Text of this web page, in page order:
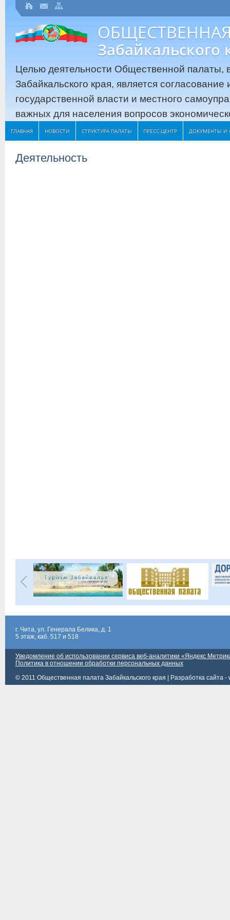
Забайкальского
Целью деятельности Общественной палаты,
Забайкальского края, является
государственной власти и местного
важных для населения вопросов
ГЛАВНАЯ НОВОСТИ СТРУКТУРА ПАЛАТЫ ПРЕСС-ЦЕНТР ДОКУМЕНТЫ И
Деятельность
г. Чита, ул. Генерала Белика, д. 1
5 этаж, каб. 517 и 518
Уведомление об использовании сервиса веб-аналитики «Яндекс
Политика в отношении обработки персональных данных
© 2011 Общественная палата Забайкальского края |
Разработка сайта -